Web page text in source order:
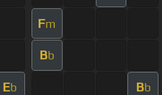
Fm
Bb
Eb Bb